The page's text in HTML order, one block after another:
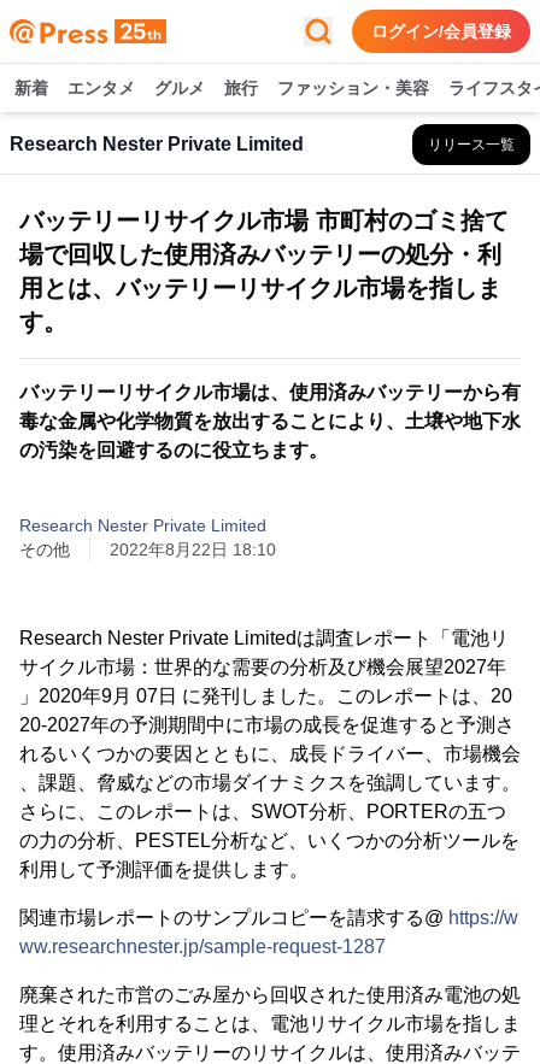
ログイン/会員登録
新着 エンタメ グルメ 旅行 ファッション・美容 ライフスタ
Research Nester Private Limited リリース一覧
バッテリーリサイクル市場 市町村のゴミ捨て
場で回収した使用済みバッテリーの処分・利
用とは、バッテリーリサイクル市場を指しま
す。
バッテリーリサイクル市場は、使用済みバッテリーから有
毒な金属や化学物質を放出することにより、土壌や地下水
の汚染を回避するのに役立ちます。
Research Nester Private Limited
その他
2022年8月22日 18:10
Research Nester Private Limitedは調査レポート「電池リ
サイクル市場：世界的な需要の分析及び機会展望2027年
」2020年9月 07日 に発刊しました。このレポートは、20
20-2027年の予測期間中に市場の成長を促進すると予測さ
れるいくつかの要因とともに、成長ドライバー、市場機会
、課題、脅威などの市場ダイナミクスを強調しています。
さらに、このレポートは、SWOT分析、PORTERの五つ
の力の分析、PESTEL分析など、いくつかの分析ツールを
利用して予測評価を提供します。
関連市場レポートのサンプルコピーを請求する@ https://w
ww.researchnester.jp/sample-request-1287
廃棄された市営のごみ屋から回収された使用済み電池の処
理とそれを利用することは、電池リサイクル市場を指しま
す。使用済みバッテリーのリサイクルは、使用済みバッテ